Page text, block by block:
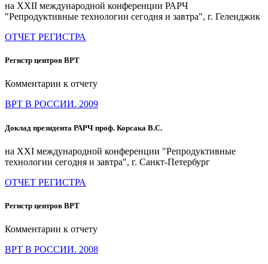
на XXII международной конференции РАРЧ
"Репродуктивные технологии сегодня и завтра", г. Геленджик
ОТЧЕТ РЕГИСТРА
Регистр центров ВРТ
Комментарии к отчету
ВРТ В РОССИИ. 2009
Доклад президента РАРЧ проф. Корсака В.С.
на XXI международной конференции "Репродуктивные
технологии сегодня и завтра", г. Санкт-Петербург
ОТЧЕТ РЕГИСТРА
Регистр центров ВРТ
Комментарии к отчету
ВРТ В РОССИИ. 2008